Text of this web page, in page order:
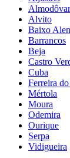
Almodôvar
Alvito
Baixo
Barrancos
Beja
Castro
Cuba
Ferreira
Mértola
Moura
Odemira
Ourique
Serpa
Vidigueira